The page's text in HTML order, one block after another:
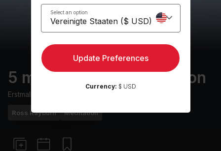
5 min Breathing Meditation
Erstmals ausgestrahlt am
Ross Rayburn Meditation
Select an option
Update Preferences
Currency: $ USD